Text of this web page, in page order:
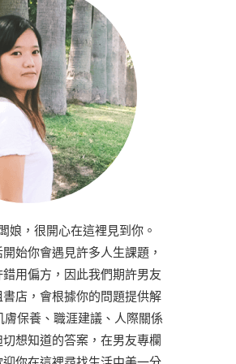
娘，很開心在這裡見到你。
始你會遇見許多人生課題，
用偏方，因此我們期許男友
店，會根據你的問題提供解
保養、職涯建議、人際關係
想知道的答案，在男友專欄